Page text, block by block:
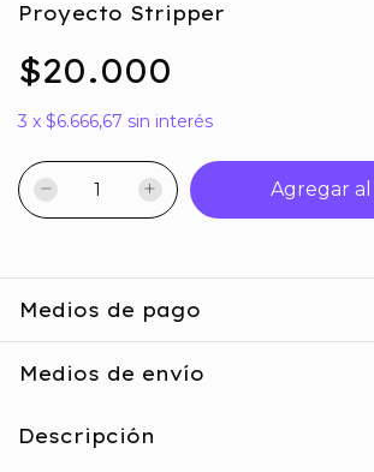
Proyecto Stripper
$20.000
3 x $6.666,67 sin interés
Medios de pago
Medios de envío
Descripción